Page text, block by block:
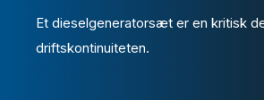
Et dieselgeneratorsæt er en kritisk
driftskontinuiteten.